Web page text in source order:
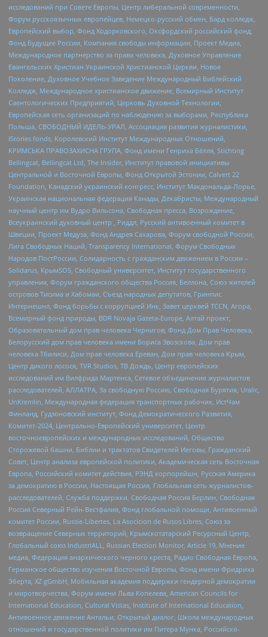
исследований при Совете Европы, Центр либеральной современности,
Форум русскоязычных европейцев, Немецко-русский обмен, Бард колледж,
Европейский выбор, Фонд Ходорковского, Оксфордский российский фонд,
Фонд Будущее России, Компания свободы информации, Проект Медиа,
Международное партнерство за права человека, Духовное Управление
Евангельских Христиан Украинской Христианской Церкви, Новое
Поколение, Духовное Учебное Заведение Международный Библейский
Колледж, Международное христианское движение, Всемирный Институт
Саентологических Предприятий, Церковь Духовной Технологии,
Европейская сеть организаций по наблюдению за выборами, Республика
Польша, СВОБОДНЫЙ ИДЕЛЬ-УРАЛ, Ассоциация развития журналистики,
IStories fonds, Королевский Институт Международных Отношений,
КРИМСЬКА ПРАВОЗАХИСНА ГРУПА, Фонд имени Генриха Бёлля, Stichting
Bellingcat, Bellingcat Ltd, The Insider, Институт правовой инициативы
Центральной и Восточной Европы, Фонд Открытой Эстонии, Calvert 22
Foundation, Канадский украинский конгресс, Институт Макдональда-Лорье,
Украинская национальная федерация Канады, Декабристы, Международный
научный центр им Вудро Вильсона, Свободная пресса, Возрождение,
Всеукраинский духовный центр , Риддл, Русский антивоенный комитет в
Швеции, Проект Медуза, Фонд Андрея Сахарова, Форум свободной России,
Лига Свободных Наций, Transparеncy International, Форум Свободных
Народов ПостРоссии, Солидарность с гражданским движением в России –
Solidarus, КрымSOS, Свободный университет, Институт государственного
управления, Форум гражданского общества Россия, Беллона, Союз жителей
островов Тисима и Хабомаи, Съезд народных депутатов, Гринпис
Интернешнл, Фонд борьбы с коррупцией Инк, Завет церквей TCCN, Агора,
Всемирный фонд природы, BDR Novaja Gazeta-Europe, Алтай проект,
Образовательный дом прав человека Чернигов, Фонд Дом Прав Человека,
Белорусский дом прав человека имени Бориса Звозскова, Дом прав
человека Тбилиси, Дом прав человека Ереван, Дом прав человека Крым,
Центр дикого лосося, TVR Studios, ТВ Дождь, Центр европейских
исследований им Вилфрида Мартенса, Сетевое объединение журналистов
расследователей, АЛЛАТРА, За свободную Россию, Свободная Бурятия, Uralic,
UnKremlin, Международная федерация транспортных рабочих, ИстЧам
Финланд, Гудзоновский институт, Фонд Демократического Развития,
Комитет-2024, Центрально-Европейский университет, Центр
восточноевропейских и международных исследований, Общество
Сторожевой башни, Библии и трактатов Свидетелей Иеговы, Гражданский
Совет, Центр анализа европейской политики, Академическая сеть Восточная
Европа, Российский комитет действия, РЭНД корпорейшн, Русская Америка
за демократию в России, Настоящая Россия, Глобальная сеть журналистов-
расследователей, Служба поддержки, Свободная Россия Берлин, Свободная
Россия Северный Рейн-Вестфалия, Фонд глобальной помощи, Антивоенный
комитет России, Russie-Libertes, La Asocicion de Rusos Libres, Союз за
возвращение Северных территорий, Крымскотатарский Ресурсный Центр,
Глобальный союз IndustriALL, Russian Election Monitor, Article 19, Мнение
медиа, Федерация анархического черного креста, Радио Свободная Европа,
Германское общество изучения Восточной Европы, Фонд имени Фридриха
Эберта, XZ gGmbH, Мобильная академия поддержки гендерной демократии
и миротворчества, Форум имени Льва Копелева, American Councils for
International Education, Cultural Vistas, Institute of International Education,
Антивоенное движение Антальи, Открытый диалог, Школа международных
отношений и государственной политики им Питера Мунка, Российско-